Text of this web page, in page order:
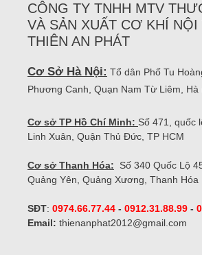
CÔNG TY TNHH MTV
VÀ SẢN XUẤT CƠ KHÍ NỘI
THIÊN AN PHÁT
Cơ Sở Hà Nội: Tổ dân Phố Tu
Phương Canh, Quạn Nam Từ Liêm, Hà
Cơ sở TP Hồ Chí Minh: Số 471, quốc
Linh Xuân, Quận Thủ Đức, TP HCM
Cơ sở Thanh Hóa: Số 340 Quốc Lộ
Quảng Yên, Quảng Xương, Thanh Hóa
SĐT: 0974.66.77.44 - 0912.31.88.99 -
Email: thienanphat2012@gmail.com